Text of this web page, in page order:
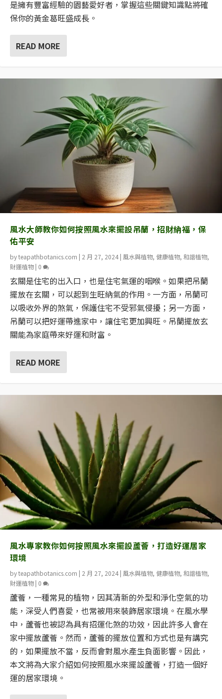
是擁有豐富經驗的園藝愛好者，掌握這些關鍵知識點將確
保你的黃金葛旺盛成長。
READ MORE
風水大師教你如何按照風水來擺設吊蘭，招財納福，保
佑平安
byteapathbotanics.com | 2 月 27, 2024 | 風水與植物, 健康植物, 和諧植物,
財運植物 | 0
玄關是住宅的出入口，也是住宅氣運的咽喉。如果把吊蘭
擺放在玄關，可以起到生旺納氣的作用。一方面，吊蘭可
以吸收外界的煞氣，保護住宅不受邪氣侵擾；另一方面，
吊蘭可以把好運帶進家中，讓住宅更加興旺。吊蘭擺放玄
關能為家庭帶來好運和財富。
READ MORE
風水專家教你如何按照風水來擺設蘆薈，打造好運居家
環境
byteapathbotanics.com | 2 月 27, 2024 | 風水與植物, 健康植物, 和諧植物,
財運植物 | 0
蘆薈，一種常見的植物，因其清新的外型和淨化空氣的功
能，深受人們喜愛，也常被用來裝飾居家環境。在風水學
中，蘆薈也被認為具有招運化煞的功效，因此許多人會在
家中擺放蘆薈。然而，蘆薈的擺放位置和方式也是有講究
的，如果擺放不當，反而會對風水產生負面影響。因此，
本文將為大家介紹如何按照風水來擺設蘆薈，打造一個好
運的居家環境。